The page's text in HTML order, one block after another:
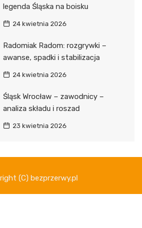
legenda Śląska na boisku
24 kwietnia 2026
Radomiak Radom: rozgrywki –
awanse, spadki i stabilizacja
24 kwietnia 2026
Śląsk Wrocław – zawodnicy –
analiza składu i roszad
23 kwietnia 2026
(C) bezprzerwy.pl